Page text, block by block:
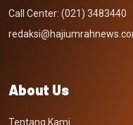
Call Center: (021) 3483440
About Us
Tentang Kami